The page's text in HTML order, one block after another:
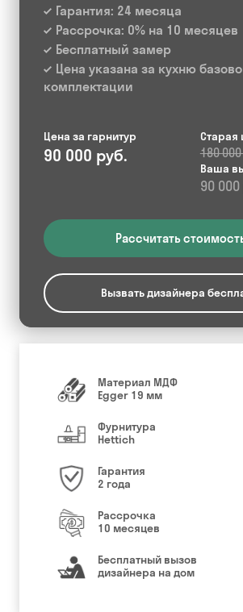
Гарантия: 24 месяца
Рассрочка: 0% на 10 месяцев
Бесплатный замер
Цена указана за кухню
комплектации
Цена за гарнитур
90 000 руб.
Старая
180
Ваша
90
Рассчитать
Вызвать дизайнера
Материал МДФ
Egger 19 мм
Фурнитура
Hettich
Гарантия
2 года
Рассрочка
10 месяцев
Бесплатный вызов
дизайнера на дом